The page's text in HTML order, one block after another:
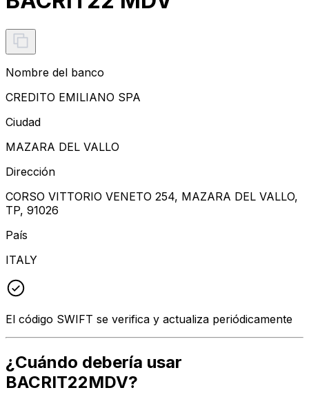
Nombre del banco
CREDITO EMILIANO SPA
Ciudad
MAZARA DEL VALLO
Dirección
CORSO VITTORIO VENETO 254, MAZARA DEL VALLO,
TP, 91026
País
ITALY
El código SWIFT se verifica y actualiza periódicamente
¿Cuándo debería usar
BACRIT22MDV?